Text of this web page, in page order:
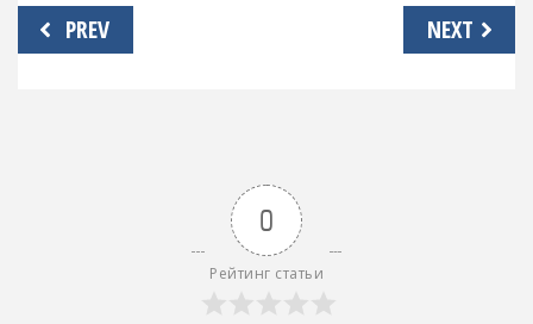
Навигация
по
PREV NEXT
0
Рейтинг статьи